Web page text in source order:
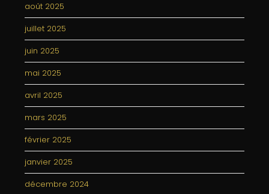
août 2025
juillet 2025
juin 2025
mai 2025
avril 2025
mars 2025
février 2025
janvier 2025
décembre 2024